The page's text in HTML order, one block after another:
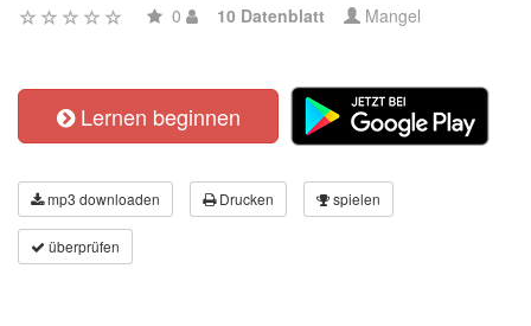
0 10 Datenblatt Mangel
Lernen beginnen
mp3 downloaden Drucken spielen
überprüfen